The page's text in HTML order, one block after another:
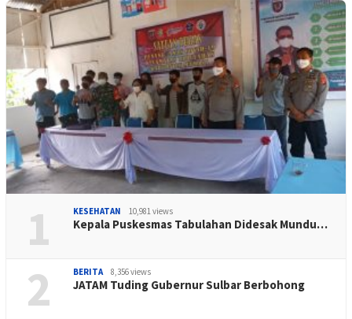
1 KESEHATAN 10,981 views
Kepala Puskesmas Tabulahan Didesak Mundu…
2 BERITA 8,356 views
JATAM Tuding Gubernur Sulbar Berbohong